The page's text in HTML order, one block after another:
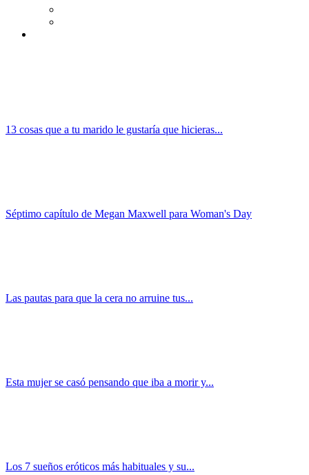
13 cosas que a tu marido le gustaría que hicieras...
Séptimo capítulo de Megan Maxwell para Woman's Day
Las pautas para que la cera no arruine tus...
Esta mujer se casó pensando que iba a morir y...
Los 7 sueños eróticos más habituales y su...